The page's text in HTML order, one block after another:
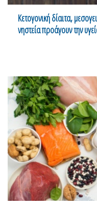
Κετογονική δίαιτα,
νηστεία προάγουν την